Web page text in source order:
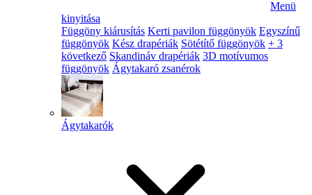
Menü
kinyitása
Függöny kiárusítás Kerti pavilon függönyök Egyszínű
függönyök Kész drapériák Sötétítő függönyök + 3
következő Skandináv drapériák 3D motívumos
függönyök Ágytakaró zsanérok
Ágytakarók